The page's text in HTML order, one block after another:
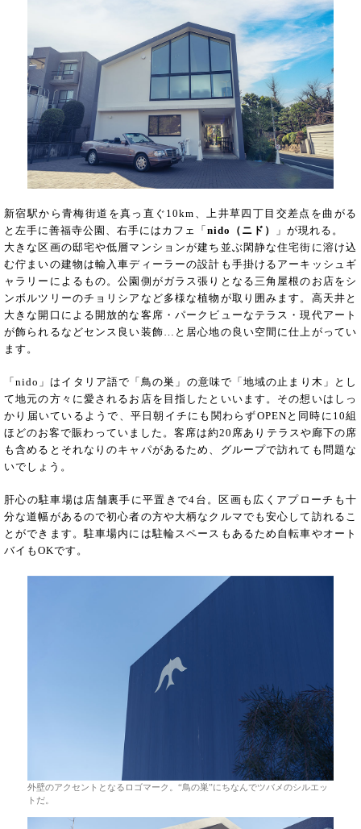
新宿駅から青梅街道を真っ直ぐ10km、上井草四丁目交差点を曲がる
と左手に善福寺公園、右手にはカフェ「 nido（ニド）
」が現れる。
大きな区画の邸宅や低層マンションが建ち並ぶ閑静な住宅街に溶け込
む佇まいの建物は輸入車ディーラーの設計も手掛けるアーキッシュギ
ャラリーによるもの。公園側がガラス張りとなる三角屋根のお店をシ
ンボルツリーのチョリシアなど多様な植物が取り囲みます。高天井と
大きな開口による開放的な客席・パークビューなテラス・現代アート
が飾られるなどセンス良い装飾…と居心地の良い空間に仕上がってい
ます。
「nido」はイタリア語で「鳥の巣」の意味で「地域の止まり木」とし
て地元の方々に愛されるお店を目指したといいます。その想いはしっ
かり届いているようで、平日朝イチにも関わらずOPENと同時に10組
ほどのお客で賑わっていました。客席は約20席ありテラスや廊下の席
も含めるとそれなりのキャパがあるため、グループで訪れても問題な
いでしょう。
肝心の駐車場は店舗裏手に平置きで4台。区画も広くアプローチも十
分な道幅があるので初心者の方や大柄なクルマでも安心して訪れるこ
とができます。駐車場内には駐輪スペースもあるため自転車やオート
バイもOKです。
外壁のアクセントとなるロゴマーク。“鳥の巣”にちなんでツバメのシルエッ
トだ。